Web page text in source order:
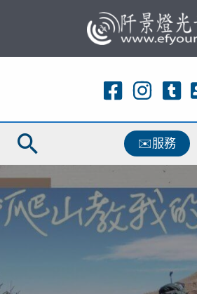
主
容
搜
尋
✉️服務